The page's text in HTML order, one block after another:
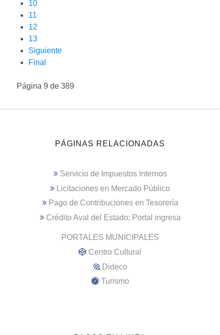
10
11
12
13
Siguiente
Final
Página 9 de 389
PÁGINAS RELACIONADAS
Servicio de Impuestos Internos
Licitaciones en Mercado Público
Pago de Contribuciones en Tesorería
Crédito Aval del Estado; Portal ingresa
PORTALES MUNICIPALES
Centro Cultural
Dideco
Turismo